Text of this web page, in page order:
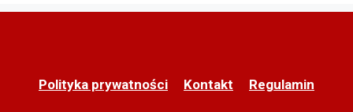
Polityka prywatności Kontakt Regulamin